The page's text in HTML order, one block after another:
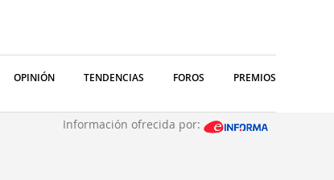
OPINIÓN TENDENCIAS FOROS PREMIOS
Información ofrecida por: